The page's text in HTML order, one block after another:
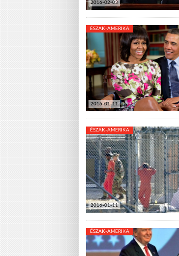
2016-02-03
2016-01-11
ÉSZAK-AMERIKA
2016-01-11
ÉSZAK-AMERIKA
ÉSZAK-AMERIKA